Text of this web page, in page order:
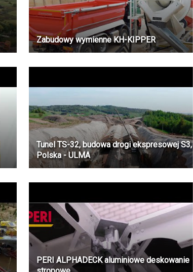
Zabudowy wymienne KH-KIPPER
Tunel TS-32, budowa drogi ekspresowej S3,
Polska - ULMA
PERI ALPHADECK aluminiowe deskowanie